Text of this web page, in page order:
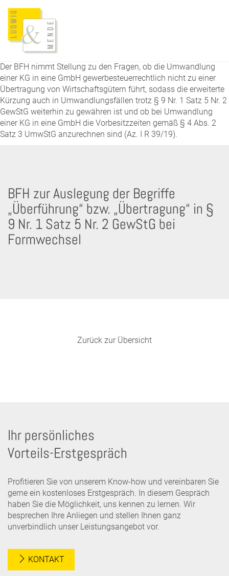
Der BFH nimmt Stellung zu den Fragen, ob die Umwandlung
einer KG in eine GmbH gewerbesteuerrechtlich nicht zu einer
Übertragung von Wirtschaftsgütern führt, sodass die erweiterte
Kürzung auch in Umwandlungsfällen trotz § 9 Nr. 1 Satz 5 Nr. 2
GewStG weiterhin zu gewähren ist und ob bei Umwandlung
einer KG in eine GmbH die Vorbesitzzeiten gemäß § 4 Abs. 2
Satz 3 UmwStG anzurechnen sind (Az. I R 39/19).
BFH zur Auslegung der Begriffe
„Überführung“ bzw. „Übertragung“ in §
9 Nr. 1 Satz 5 Nr. 2 GewStG bei
Formwechsel
Zurück zur Übersicht
Ihr persönliches
Vorteils-Erstgespräch
Profitieren Sie von unserem Know-how und vereinbaren Sie
gerne ein kostenloses Erstgespräch. In diesem Gespräch
haben Sie die Möglichkeit, uns kennen zu lernen. Wir
besprechen Ihre Anliegen und stellen Ihnen ganz
unverbindlich unser Leistungsangebot vor.
KONTAKT